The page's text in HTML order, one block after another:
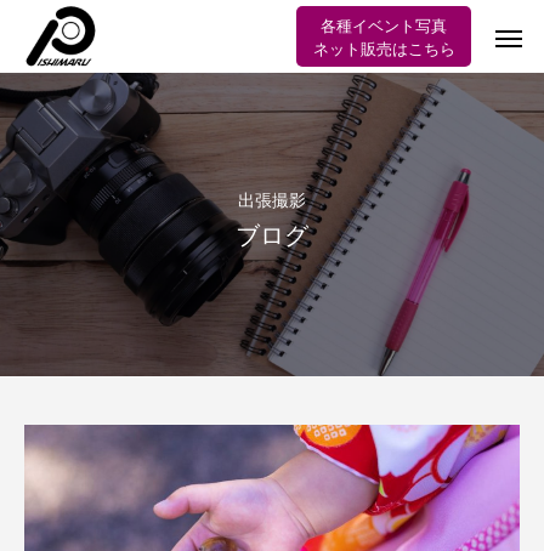
各種イベント写真
ネット販売はこちら
出張撮影
ブログ